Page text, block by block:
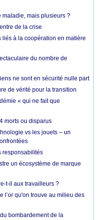
maladie, mais plusieurs ?
de la crise
liés à la coopération en matière
du nombre de
ne sont en sécurité nulle part
de vérité pour la transition
« qui ne fait que
morts ou disparus
vs les jouets – un
responsabilités
un écosystème de marque
t-il aux travailleurs ?
l’or qu'on trouve au milieu des
bombardement de la